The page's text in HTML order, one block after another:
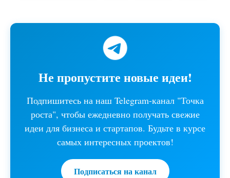
Не пропустите новые идеи!
Подпишитесь на наш Telegram-канал "Точка
роста", чтобы ежедневно получать свежие
идеи для бизнеса и стартапов. Будьте в курсе
самых интересных проектов!
Подписаться на канал